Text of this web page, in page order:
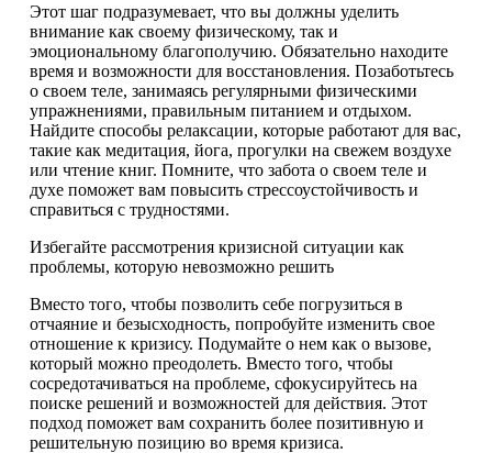
Этот шаг подразумевает, что вы должны уделить
внимание как своему физическому, так и
эмоциональному благополучию. Обязательно находите
время и возможности для восстановления. Позаботьтесь
о своем теле, занимаясь регулярными физическими
упражнениями, правильным питанием и отдыхом.
Найдите способы релаксации, которые работают для вас,
такие как медитация, йога, прогулки на свежем воздухе
или чтение книг. Помните, что забота о своем теле и
духе поможет вам повысить стрессоустойчивость и
справиться с трудностями.
Избегайте рассмотрения кризисной ситуации как
проблемы, которую невозможно решить
Вместо того, чтобы позволить себе погрузиться в
отчаяние и безысходность, попробуйте изменить свое
отношение к кризису. Подумайте о нем как о вызове,
который можно преодолеть. Вместо того, чтобы
сосредотачиваться на проблеме, сфокусируйтесь на
поиске решений и возможностей для действия. Этот
подход поможет вам сохранить более позитивную и
решительную позицию во время кризиса.